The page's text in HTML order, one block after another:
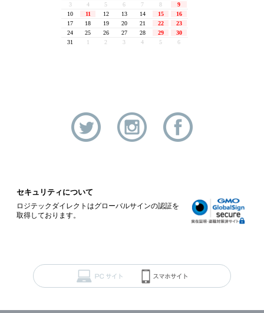
セキュリティについて
ロジテックダイレクトはグローバルサインの認証を
取得しております。